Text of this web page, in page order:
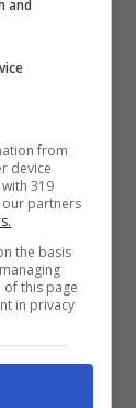
dalla sua
and
from
device
319
our partners
the basis
this page
in privacy